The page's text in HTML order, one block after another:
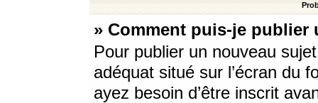
» Comment puis-je
Pour publier un nouveau
adéquat situé sur l’écran du
ayez besoin d’être inscrit